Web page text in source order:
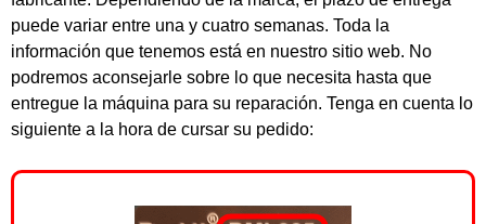
puede variar entre una y cuatro semanas. Toda la
información que tenemos está en nuestro sitio web. No
podremos aconsejarle sobre lo que necesita hasta que
entregue la máquina para su reparación. Tenga en cuenta lo
siguiente a la hora de cursar su pedido: